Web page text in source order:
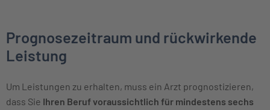
Prognosezeitraum und rückwirkende
Leistung
Um Leistungen zu erhalten, muss ein Arzt prognostizieren,
dass Sie Ihren Beruf voraussichtlich für mindestens sechs